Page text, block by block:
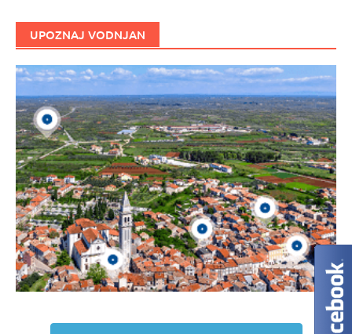
UPOZNAJ VODNJAN